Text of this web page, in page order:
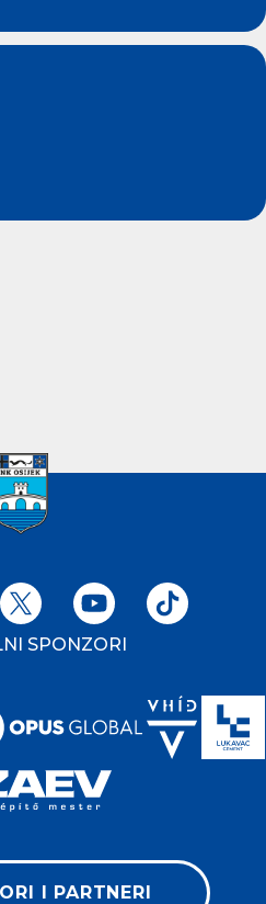
SPONZORI
I PARTNERI